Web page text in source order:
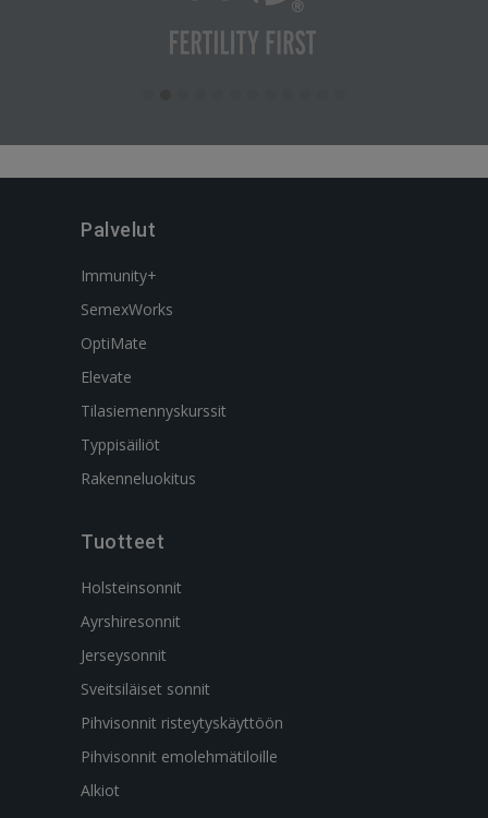
Palvelut
Immunity+
SemexWorks
OptiMate
Elevate
Tilasiemennyskurssit
Typpisäiliöt
Rakenneluokitus
Tuotteet
Holsteinsonnit
Ayrshiresonnit
Jerseysonnit
Sveitsiläiset sonnit
Pihvisonnit risteytyskäyttöön
Pihvisonnit emolehmätiloille
Alkiot